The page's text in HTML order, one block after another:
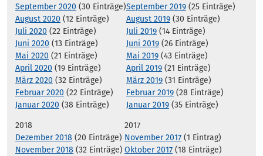
September 2020 (30 Einträge)
August 2020 (12 Einträge)
Juli 2020 (22 Einträge)
Juni 2020 (13 Einträge)
Mai 2020 (21 Einträge)
April 2020 (19 Einträge)
März 2020 (32 Einträge)
Februar 2020 (22 Einträge)
Januar 2020 (38 Einträge)
September 2019 (25 Einträge)
August 2019 (30 Einträge)
Juli 2019 (14 Einträge)
Juni 2019 (26 Einträge)
Mai 2019 (43 Einträge)
April 2019 (21 Einträge)
März 2019 (31 Einträge)
Februar 2019 (28 Einträge)
Januar 2019 (35 Einträge)
2018
Dezember 2018 (20 Einträge)
November 2018 (32 Einträge)
2017
November 2017 (1 Eintrag)
Oktober 2017 (18 Einträge)